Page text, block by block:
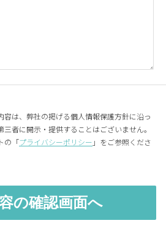
容は、弊社の掲げる個人情報保護方針に沿っ
者に開示・提供することはございません。
の「プライバシーポリシー 」をご参照くださ